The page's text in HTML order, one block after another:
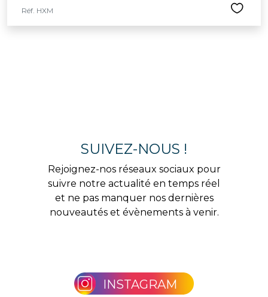
Réf. HXM
SUIVEZ-NOUS !
Rejoignez-nos réseaux sociaux pour
suivre notre actualité en temps réel
et ne pas manquer nos dernières
nouveautés et évènements à venir.
INSTAGRAM